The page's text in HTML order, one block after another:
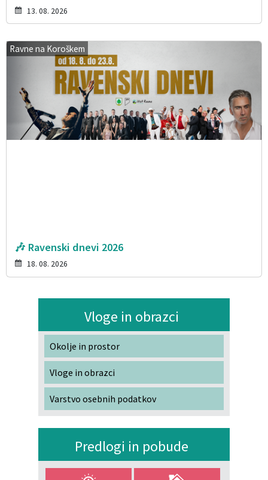
13. 08. 2026
Ravne na Koroškem
🎶 Ravenski dnevi 2026
18. 08. 2026
Vloge in obrazci
Okolje in prostor
Vloge in obrazci
Varstvo osebnih podatkov
Predlogi in pobude